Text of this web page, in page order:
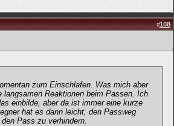
#108
zum Einschlafen. Was mich aber
langsamen Reaktionen beim Passen. Ich
einbilde, aber da ist immer eine kurze
hat es dann leicht, den Passweg
Pass zu verhindern.